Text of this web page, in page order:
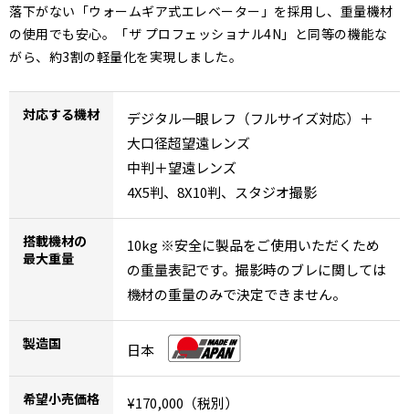
落下がない「ウォームギア式エレベーター」を採用し、重量機材
の使用でも安心。「ザ プロフェッショナル4N」と同等の機能な
がら、約3割の軽量化を実現しました。
対応する機材
デジタル一眼レフ（フルサイズ対応）＋
大口径超望遠レンズ
中判＋望遠レンズ
4X5判、8X10判、スタジオ撮影
搭載機材の
最大重量
10kg ※安全に製品をご使用いただくため
の重量表記です。撮影時のブレに関しては
機材の重量のみで決定できません。
製造国 日本
希望小売価格
¥170,000（税別）